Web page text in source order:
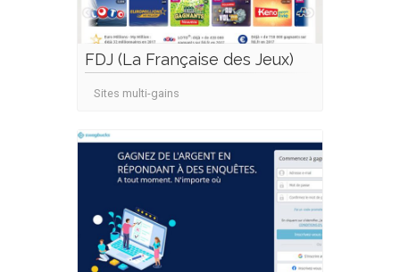
FDJ (La Française des Jeux)
Sites multi-gains